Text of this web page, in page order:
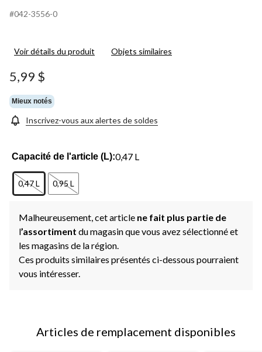
#042-3556-0
Voir détails du produit Objets similaires
5,99 $
Mieux notés
Inscrivez-vous aux alertes de soldes
Capacité de l'article (L):0,47 L
0,47 L 0,95 L
Malheureusement, cet article ne fait plus partie de
l’assortiment du magasin que vous avez sélectionné et
les magasins de la région.
Ces produits similaires présentés ci-dessous pourraient
vous intéresser.
Articles de remplacement disponibles